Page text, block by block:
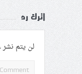
اترك رد
لن يتم نشر